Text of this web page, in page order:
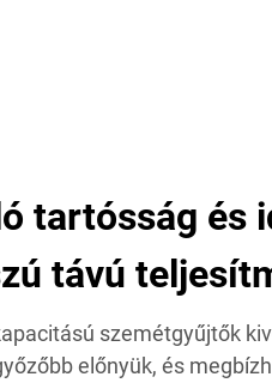
tartósság és
távú
szemétgyűjtők
előnyük, és